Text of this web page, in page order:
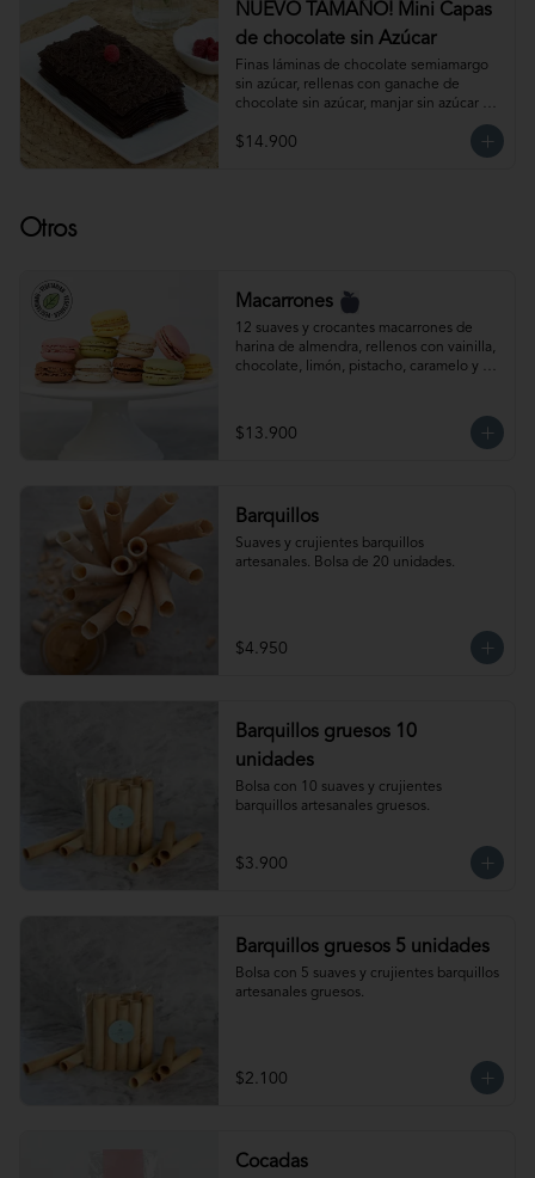
NUEVO TAMAÑO! Mini Capas
de chocolate sin Azúcar
Finas láminas de chocolate semiamargo
sin azúcar, rellenas con ganache de
chocolate sin azúcar, manjar sin azúcar y
¡Simplemente irresistible!
Para 6-8 personas. Producto congelado,
$14.900
Otros
Macarrones
12 suaves y crocantes macarrones de
harina de almendra, rellenos con vainilla,
chocolate, limón, pistacho, caramelo y
$13.900
Barquillos
Suaves y crujientes barquillos
artesanales. Bolsa de 20 unidades.
$4.950
Barquillos gruesos 10
unidades
Bolsa con 10 suaves y crujientes
barquillos artesanales gruesos.
$3.900
Barquillos gruesos 5 unidades
Bolsa con 5 suaves y crujientes barquillos
artesanales gruesos.
$2.100
Cocadas